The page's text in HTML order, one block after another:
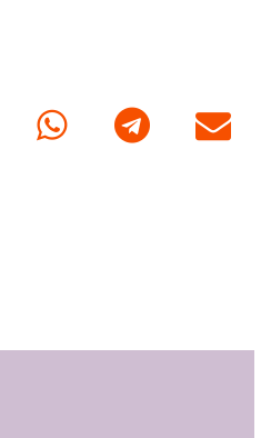
WhatsappTelegram Correo